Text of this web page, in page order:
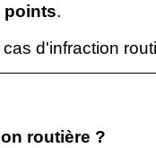
points.
d'infraction
routière ?